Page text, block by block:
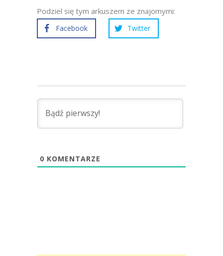
Podziel się tym arkuszem ze znajomymi:
Facebook Twitter
0 KOMENTARZE